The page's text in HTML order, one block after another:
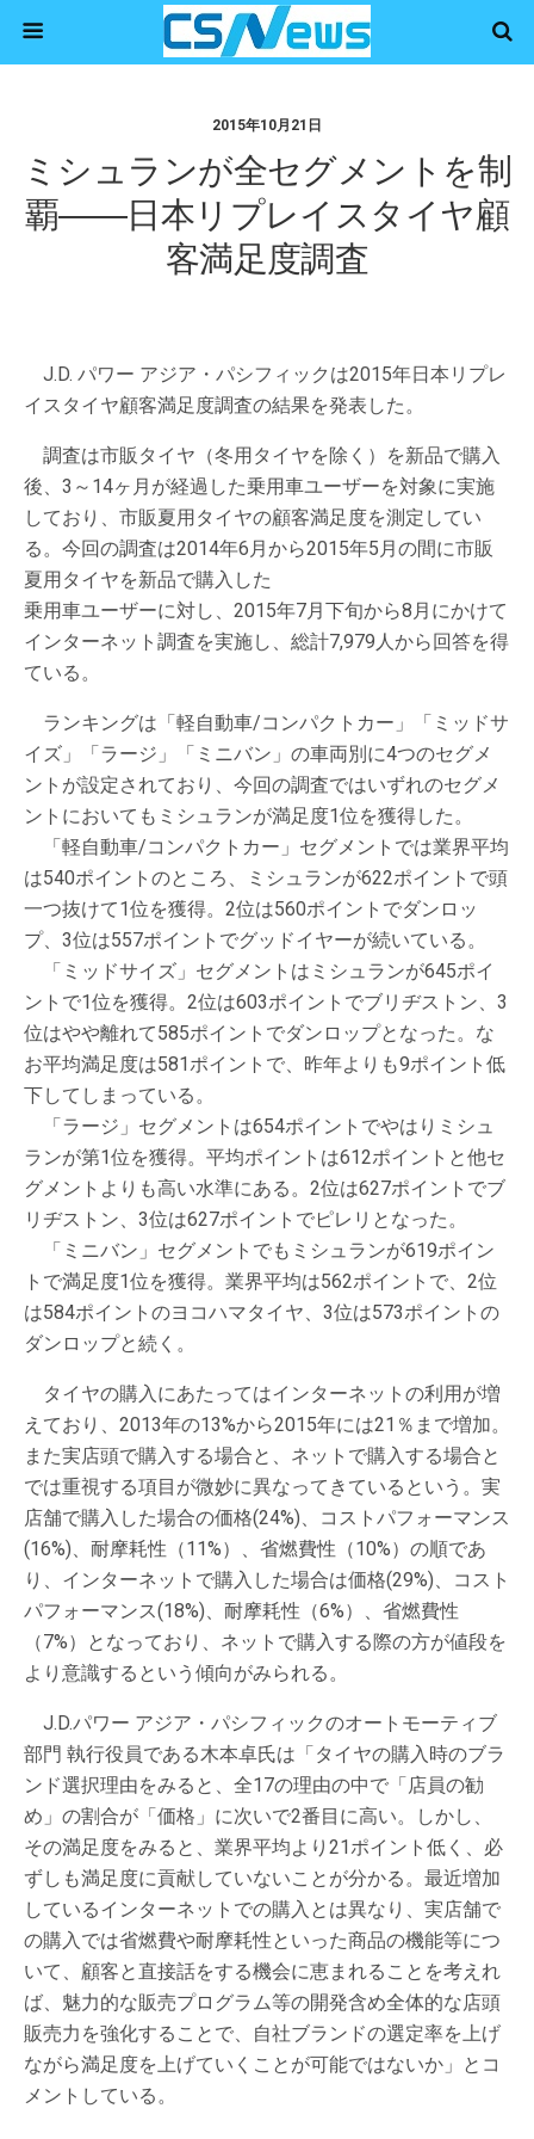
2015年10月21日
ミシュランが全セグメントを制
覇――日本リプレイスタイヤ顧
客満足度調査
J.D. パワー アジア・パシフィックは2015年日本リプレ
イスタイヤ顧客満足度調査の結果を発表した。
調査は市販タイヤ（冬用タイヤを除く）を新品で購入
後、3～14ヶ月が経過した乗用車ユーザーを対象に実施
しており、市販夏用タイヤの顧客満足度を測定してい
る。今回の調査は2014年6月から2015年5月の間に市販
夏用タイヤを新品で購入した
乗用車ユーザーに対し、2015年7月下旬から8月にかけて
インターネット調査を実施し、総計7,979人から回答を得
ている。
ランキングは「軽自動車/コンパクトカー」「ミッドサ
イズ」「ラージ」「ミニバン」の車両別に4つのセグメ
ントが設定されており、今回の調査ではいずれのセグメ
ントにおいてもミシュランが満足度1位を獲得した。
「軽自動車/コンパクトカー」セグメントでは業界平均
は540ポイントのところ、ミシュランが622ポイントで頭
一つ抜けて1位を獲得。2位は560ポイントでダンロッ
プ、3位は557ポイントでグッドイヤーが続いている。
「ミッドサイズ」セグメントはミシュランが645ポイ
ントで1位を獲得。2位は603ポイントでブリヂストン、3
位はやや離れて585ポイントでダンロップとなった。な
お平均満足度は581ポイントで、昨年よりも9ポイント低
下してしまっている。
「ラージ」セグメントは654ポイントでやはりミシュ
ランが第1位を獲得。平均ポイントは612ポイントと他セ
グメントよりも高い水準にある。2位は627ポイントでブ
リヂストン、3位は627ポイントでピレリとなった。
「ミニバン」セグメントでもミシュランが619ポイン
トで満足度1位を獲得。業界平均は562ポイントで、2位
は584ポイントのヨコハマタイヤ、3位は573ポイントの
ダンロップと続く。
タイヤの購入にあたってはインターネットの利用が増
えており、2013年の13%から2015年には21％まで増加。
また実店頭で購入する場合と、ネットで購入する場合と
では重視する項目が微妙に異なってきているという。実
店舗で購入した場合の価格(24%)、コストパフォーマンス
(16%)、耐摩耗性（11%）、省燃費性（10%）の順であ
り、インターネットで購入した場合は価格(29%)、コスト
パフォーマンス(18%)、耐摩耗性（6%）、省燃費性
（7%）となっており、ネットで購入する際の方が値段を
より意識するという傾向がみられる。
J.D.パワー アジア・パシフィックのオートモーティブ
部門 執行役員である木本卓氏は「タイヤの購入時のブラ
ンド選択理由をみると、全17の理由の中で「店員の勧
め」の割合が「価格」に次いで2番目に高い。しかし、
その満足度をみると、業界平均より21ポイント低く、必
ずしも満足度に貢献していないことが分かる。最近増加
しているインターネットでの購入とは異なり、実店舗で
の購入では省燃費や耐摩耗性といった商品の機能等につ
いて、顧客と直接話をする機会に恵まれることを考えれ
ば、魅力的な販売プログラム等の開発含め全体的な店頭
販売力を強化することで、自社ブランドの選定率を上げ
ながら満足度を上げていくことが可能ではないか」とコ
メントしている。